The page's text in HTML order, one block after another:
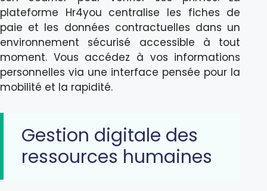
plateforme Hr4you centralise les fiches de
paie et les données contractuelles dans un
environnement sécurisé accessible à tout
moment. Vous accédez à vos informations
personnelles via une interface pensée pour la
mobilité et la rapidité.
Gestion digitale des
ressources humaines